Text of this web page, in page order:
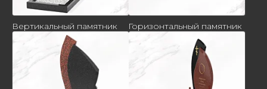
Вертикальный памятник Горизонтальный памятник